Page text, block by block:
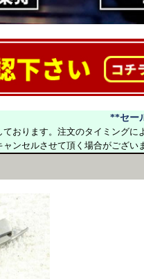
**セー
ております。注文のタイミングに
ャンセルさせて頂く場合がござい